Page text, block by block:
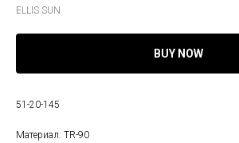
ELLIS SUN
BUY NOW
51-20-145
Материал: TR-90